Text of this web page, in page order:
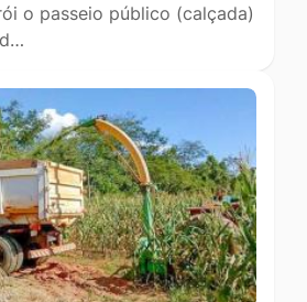
o passeio público (calçada)